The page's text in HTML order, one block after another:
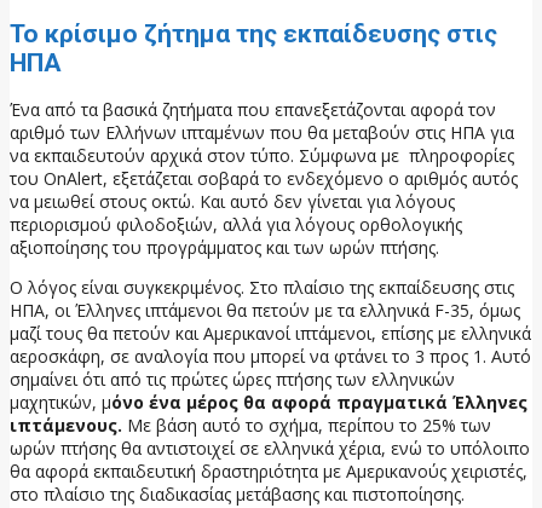
Το κρίσιμο ζήτημα της εκπαίδευσης στις
ΗΠΑ
Ένα από τα βασικά ζητήματα που επανεξετάζονται αφορά τον
αριθμό των Ελλήνων ιπταμένων που θα μεταβούν στις ΗΠΑ για
να εκπαιδευτούν αρχικά στον τύπο. Σύμφωνα με πληροφορίες
του OnAlert, εξετάζεται σοβαρά το ενδεχόμενο ο αριθμός αυτός
να μειωθεί στους οκτώ. Και αυτό δεν γίνεται για λόγους
περιορισμού φιλοδοξιών, αλλά για λόγους ορθολογικής
αξιοποίησης του προγράμματος και των ωρών πτήσης.
Ο λόγος είναι συγκεκριμένος. Στο πλαίσιο της εκπαίδευσης στις
ΗΠΑ, οι Έλληνες ιπτάμενοι θα πετούν με τα ελληνικά F-35, όμως
μαζί τους θα πετούν και Αμερικανοί ιπτάμενοι, επίσης με ελληνικά
αεροσκάφη, σε αναλογία που μπορεί να φτάνει το 3 προς 1. Αυτό
σημαίνει ότι από τις πρώτες ώρες πτήσης των ελληνικών
μαχητικών, μόνο ένα μέρος θα αφορά πραγματικά Έλληνες
ιπτάμενους. Με βάση αυτό το σχήμα, περίπου το 25% των
ωρών πτήσης θα αντιστοιχεί σε ελληνικά χέρια, ενώ το υπόλοιπο
θα αφορά εκπαιδευτική δραστηριότητα με Αμερικανούς χειριστές,
στο πλαίσιο της διαδικασίας μετάβασης και πιστοποίησης.